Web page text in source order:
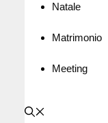
Natale
Matrimonio
Meeting